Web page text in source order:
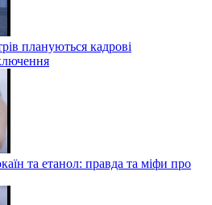
плануються кадрові
та етанол: правда та міфи про